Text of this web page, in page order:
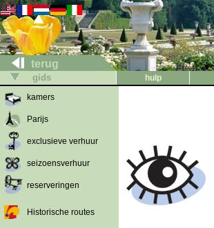
terug
gids hulp
kamers
Parijs
exclusieve verhuur
seizoensverhuur
reserveringen
Historische routes